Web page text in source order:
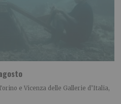
e Vicenza delle Gallerie d’Italia,